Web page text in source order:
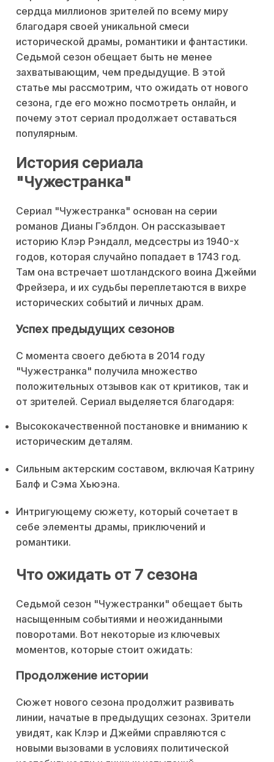
сердца миллионов зрителей по всему миру
благодаря своей уникальной смеси
исторической драмы, романтики и фантастики.
Седьмой сезон обещает быть не менее
захватывающим, чем предыдущие. В этой
статье мы рассмотрим, что ожидать от нового
сезона, где его можно посмотреть онлайн, и
почему этот сериал продолжает оставаться
популярным.
История сериала
"Чужестранка"
Сериал "Чужестранка" основан на серии
романов Дианы Гэблдон. Он рассказывает
историю Клэр Рэндалл, медсестры из 1940-х
годов, которая случайно попадает в 1743 год.
Там она встречает шотландского воина Джейми
Фрейзера, и их судьбы переплетаются в вихре
исторических событий и личных драм.
Успех предыдущих сезонов
С момента своего дебюта в 2014 году
"Чужестранка" получила множество
положительных отзывов как от критиков, так и
от зрителей. Сериал выделяется благодаря:
Высококачественной постановке и вниманию к
историческим деталям.
Сильным актерским составом, включая Катрину
Балф и Сэма Хьюэна.
Интригующему сюжету, который сочетает в
себе элементы драмы, приключений и
романтики.
Что ожидать от 7 сезона
Седьмой сезон "Чужестранки" обещает быть
насыщенным событиями и неожиданными
поворотами. Вот некоторые из ключевых
моментов, которые стоит ожидать:
Продолжение истории
Сюжет нового сезона продолжит развивать
линии, начатые в предыдущих сезонах. Зрители
увидят, как Клэр и Джейми справляются с
новыми вызовами в условиях политической